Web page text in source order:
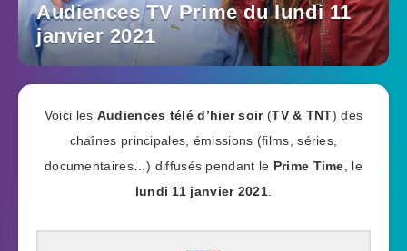
Audiences TV Prime du lundi 11
janvier 2021
Voici les Audiences télé d’hier soir (TV & TNT) des
chaînes principales, émissions (films, séries,
documentaires…) diffusés pendant le Prime Time , le
lundi 11 janvier 2021